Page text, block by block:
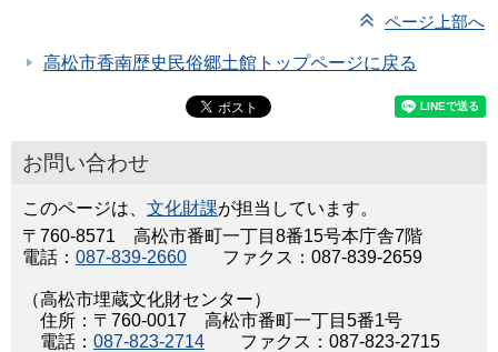
ページ上部へ
高松市香南歴史民俗郷土館トップページに戻る
お問い合わせ
このページは、 文化財課が担当しています。
〒760-8571 高松市番町一丁目8番15号本庁舎7階
電話： 087-839-2660 ファクス：087-839-2659
（高松市埋蔵文化財センター）
住所：〒760-0017 高松市番町一丁目5番1号
電話： 087-823-2714 ファクス：087-823-2715